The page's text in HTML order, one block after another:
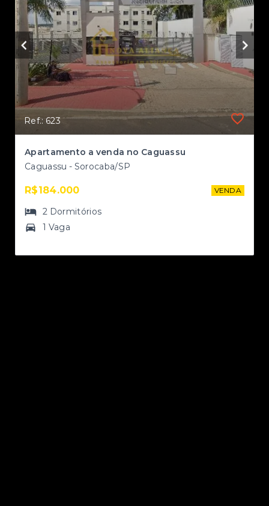
Ref.: 623
Apartamento a venda no Caguassu
Caguassu - Sorocaba/SP
R$184.000 VENDA
2 Dormitórios
1 Vaga